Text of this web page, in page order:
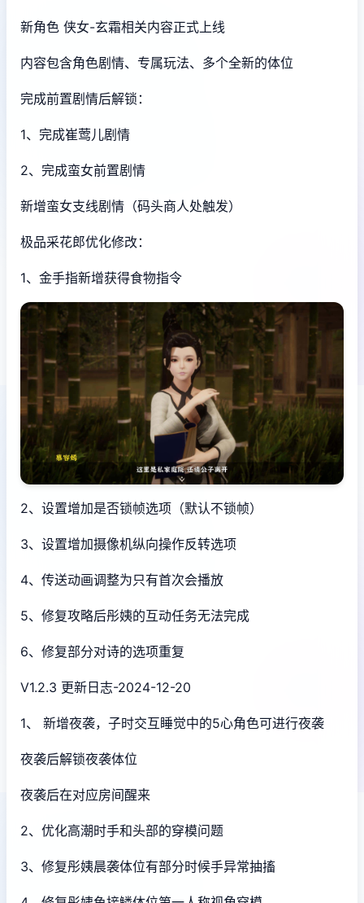
新角色 侠女-玄霜相关内容正式上线
内容包含角色剧情、专属玩法、多个全新的体位
完成前置剧情后解锁：
1、完成崔莺儿剧情
2、完成蛮女前置剧情
新增蛮女支线剧情（码头商人处触发）
极品采花郎优化修改：
1、金手指新增获得食物指令
2、设置增加是否锁帧选项（默认不锁帧）
3、设置增加摄像机纵向操作反转选项
4、传送动画调整为只有首次会播放
5、修复攻略后彤姨的互动任务无法完成
6、修复部分对诗的选项重复
V1.2.3 更新日志-2024-12-20
1、 新增夜袭，子时交互睡觉中的5心角色可进行夜袭
夜袭后解锁夜袭体位
夜袭后在对应房间醒来
2、优化高潮时手和头部的穿模问题
3、修复彤姨晨袭体位有部分时候手异常抽搐